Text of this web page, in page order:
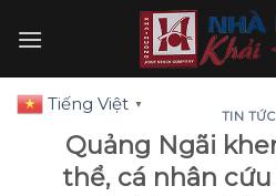
TIN TỨC
Quảng Ngãi
thể, cá nhân
Tiếng Việt ▼